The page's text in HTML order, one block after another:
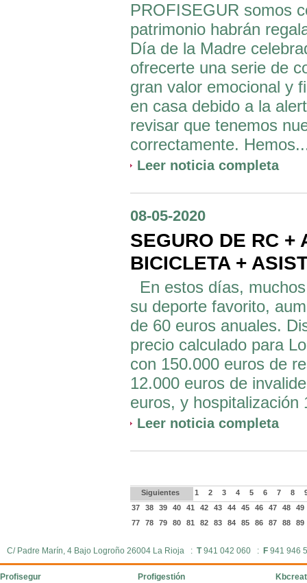
PROFISEGUR somos
patrimonio habrán
Día de la Madre
ofrecerte una serie de
gran valor emocional y
en casa debido a la
revisar que tenemos
correctamente.
Leer noticia completa
08-05-2020
SEGURO DE RC +
BICICLETA +
En estos días,
su deporte favorito,
de 60 euros anuales.
precio calculado para
con 150.000 euros de
12.000 euros de
euros, y hospitalización
Leer noticia completa
Siguientes 1 2 3 4 5 6 7 8
37
38 39 40 41 42 43 44 45 46 47 48
49
77
78 79 80 81 82 83 84 85 86 87 88 89
C/ Padre Marín, 4 Bajo Logroño 26004 La Rioja : T941 042 060 : F 941
Profisegur Profigestión